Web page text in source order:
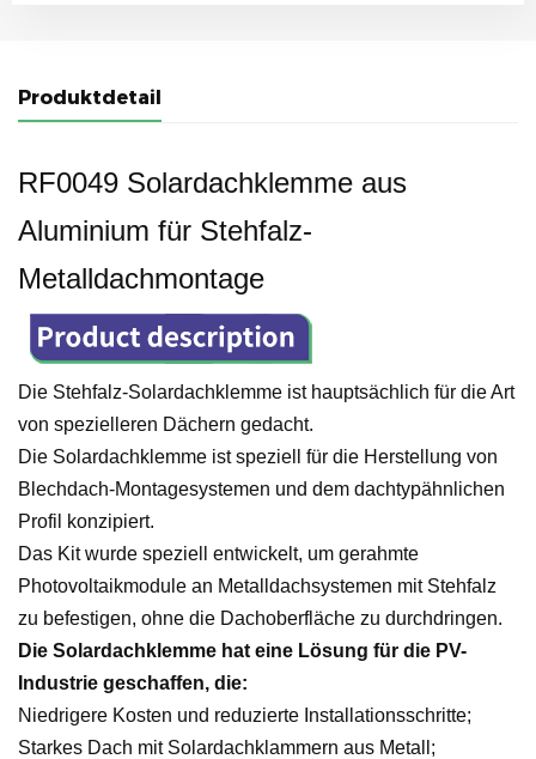
Produktdetail
RF0049 Solardachklemme aus
Aluminium für Stehfalz-
Metalldachmontage
Die Stehfalz-Solardachklemme ist hauptsächlich für die Art
von spezielleren Dächern gedacht.
Die Solardachklemme ist speziell für die Herstellung von
Blechdach-Montagesystemen und dem dachtypähnlichen
Profil konzipiert.
Das Kit wurde speziell entwickelt, um gerahmte
Photovoltaikmodule an Metalldachsystemen mit Stehfalz
zu befestigen, ohne die Dachoberfläche zu durchdringen.
Die Solardachklemme hat eine Lösung für die PV-
Industrie geschaffen, die:
Niedrigere Kosten und reduzierte Installationsschritte;
Starkes Dach mit Solardachklammern aus Metall;